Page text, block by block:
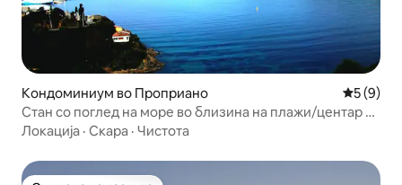
Кондоминиум во Проприано
5 (9)
Стан со поглед на море во близина на плажи/центар на
градот
Локација · Скара · Чистота